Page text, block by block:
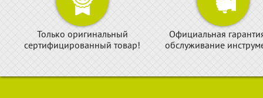
Только оригинальный
сертифицированный товар!
Официальная
обслуживание